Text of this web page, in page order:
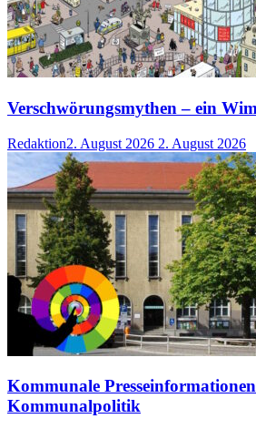
Verschwörungsmythen – ein
Redaktion2. August 2026 2. August 2026
Kommunale
Kommunalpolitik